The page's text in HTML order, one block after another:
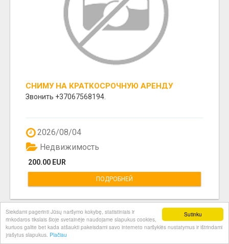
Sutinku
Siekdami pagerinti Jūsų naršymo kokybę, statistiniais ir
rinkodaros tikslais šioje svetainėje naudojame slapukus cookies,
kuriuos galite bet kada atšaukti pakeisdami savo interneto naršyklės nustatymus ir ištrindami
įrašytus slapukus. Plačiau
СНИМУ НА КРАТКОСРОЧНУЮ АРЕНДУ
КВАРТИРУ, ИЛИ ГОСТЕВОЙ НОМЕР С
УДОБСТВАМИ.
Звонить +37067568194.
2026/08/04
200.00 EUR
Недвижимость
ПОДРОБНЕЙ